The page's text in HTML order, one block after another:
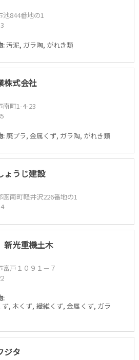
池844番地の1
:汚泥, ガラ陶, がれき類
株式会社
南町1-4-23
:廃プラ, 金属くず, ガラ陶, がれき類
ょうじ建設
函南町軽井沢226番地の1
光重機土木
戸１０９１－７
:
, 木くず, 繊維くず, 金属くず, ガラ
ジタ